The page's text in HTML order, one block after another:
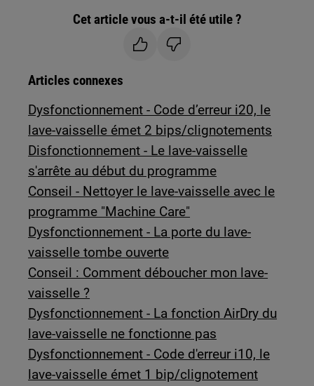
Cet article vous a-t-il été utile ?
Articles connexes
Dysfonctionnement - Code d’erreur i20, le
lave-vaisselle émet 2 bips/clignotements
Disfonctionnement - Le lave-vaisselle
s'arrête au début du programme
Conseil - Nettoyer le lave-vaisselle avec le
programme "Machine Care"
Dysfonctionnement - La porte du lave-
vaisselle tombe ouverte
Conseil : Comment déboucher mon lave-
vaisselle ?
Dysfonctionnement - La fonction AirDry du
lave-vaisselle ne fonctionne pas
Dysfonctionnement - Code d'erreur i10, le
lave-vaisselle émet 1 bip/clignotement